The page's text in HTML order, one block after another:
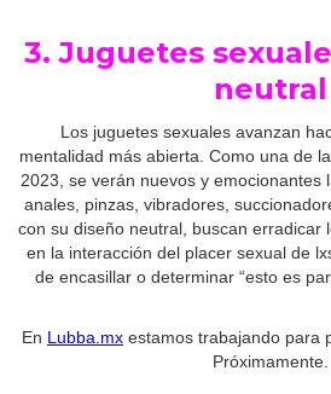
3. Juguetes
neutral
Los juguetes sexuales avanzan
mentalidad más abierta. Como una de
2023, se verán nuevos y emocionantes
anales, pinzas, vibradores,
con su diseño neutral, buscan erradicar
en la interacción del placer sexual de
de encasillar o determinar “esto es
En Lubba.mx estamos trabajando para
Próximamente.